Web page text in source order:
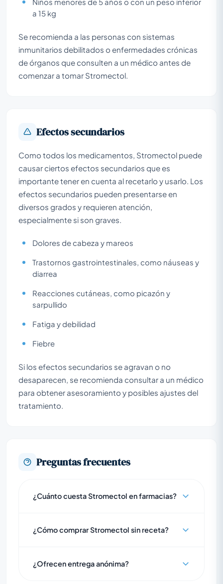
a 15 kg
Se recomienda a las personas con sistemas
inmunitarios debilitados o enfermedades crónicas
de órganos que consulten a un médico antes de
comenzar a tomar Stromectol.
Efectos secundarios
Como todos los medicamentos, Stromectol puede
causar ciertos efectos secundarios que es
importante tener en cuenta al recetarlo y usarlo. Los
efectos secundarios pueden presentarse en
diversos grados y requieren atención,
especialmente si son graves.
Dolores de cabeza y mareos
Trastornos gastrointestinales, como náuseas y
diarrea
Reacciones cutáneas, como picazón y
sarpullido
Fatiga y debilidad
Fiebre
Si los efectos secundarios se agravan o no
desaparecen, se recomienda consultar a un médico
para obtener asesoramiento y posibles ajustes del
tratamiento.
Preguntas frecuentes
¿Cuánto cuesta Stromectol en farmacias?
¿Cómo comprar Stromectol sin receta?
¿Ofrecen entrega anónima?